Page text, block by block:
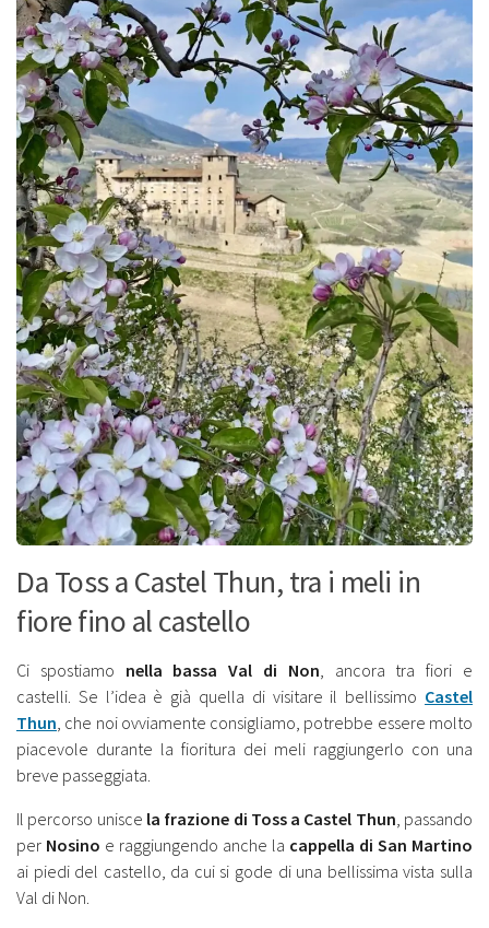
Da Toss a Castel Thun, tra i meli in
fiore fino al castello
Ci spostiamo nella bassa Val di Non , ancora tra fiori e
castelli. Se l’idea è già quella di visitare il bellissimo Castel
Thun , che noi ovviamente consigliamo, potrebbe essere molto
piacevole durante la fioritura dei meli raggiungerlo con una
breve passeggiata.
Il percorso unisce la frazione di Toss a Castel Thun , passando
per Nosino e raggiungendo anche la cappella di San Martino
ai piedi del castello, da cui si gode di una bellissima vista sulla
Val di Non.